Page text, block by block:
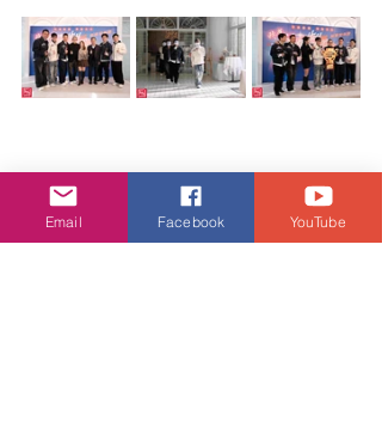
娛樂頭條
Email Facebook YouTube